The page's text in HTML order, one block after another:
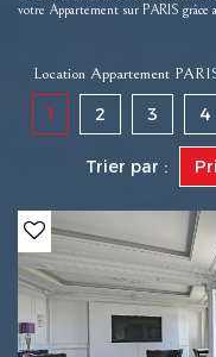
votre Appartement sur PARIS grâce
Location Appartement
1 2 3 4
Trier par :